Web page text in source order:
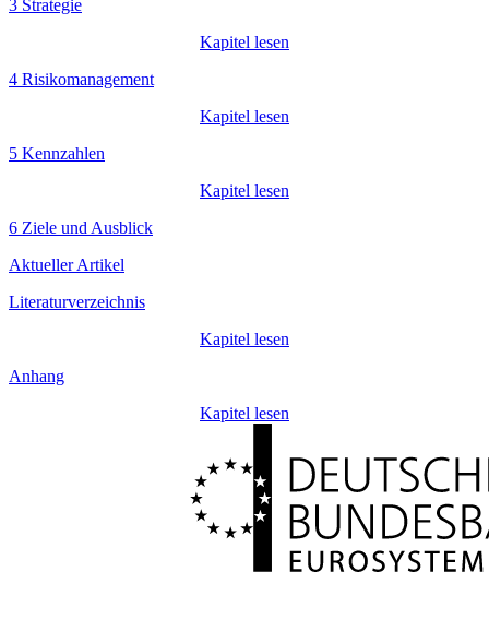
3 Strategie
Kapitel lesen
4 Risikomanagement
Kapitel lesen
5 Kennzahlen
Kapitel lesen
6 Ziele und Ausblick
Aktueller Artikel
Literaturverzeichnis
Kapitel lesen
Anhang
Kapitel lesen